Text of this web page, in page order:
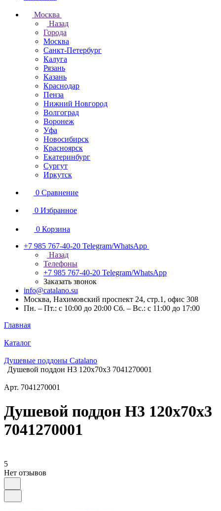
Москва
Назад
Города
Москва
Санкт-Петербург
Калуга
Рязань
Казань
Краснодар
Пенза
Нижний Новгород
Волгоград
Воронеж
Уфа
Новосибирск
Красноярск
Екатеринбург
Сургут
Иркутск
0 Сравнение
0 Избранное
0 Корзина
+7 985 767-40-20 Telegram/WhatsApp
Назад
Телефоны
+7 985 767-40-20 Telegram/WhatsApp
Заказать звонок
info@catalano.su
Москва, Нахимовский проспект 24, стр.1, офис 308
Пн. – Пт.: с 10:00 до 20:00 Сб. – Вс.: с 11:00 до 17:00
Главная
Каталог
Душевые поддоны Catalano
Душевой поддон H3 120x70x3 7041270001
Арт. 7041270001
Душевой поддон H3 120x70x3
7041270001
5
Нет отзывов